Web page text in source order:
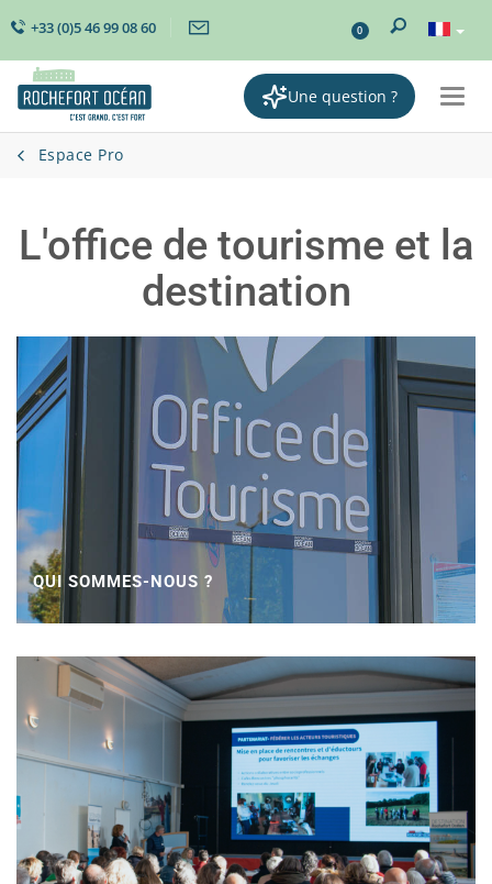
+33 (0)5 46 99 08 60 0
Une question ?
Espace Pro
L'office de tourisme et la
destination
QUI SOMMES-NOUS ?